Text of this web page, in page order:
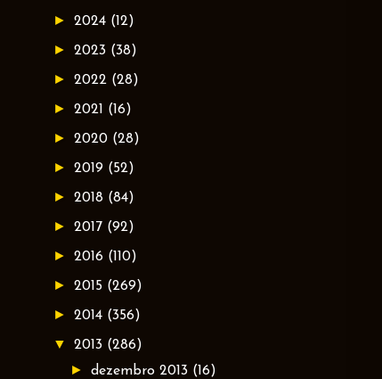
► 2024 (12)
► 2023 (38)
► 2022 (28)
► 2021 (16)
► 2020 (28)
► 2019 (52)
► 2018 (84)
► 2017 (92)
► 2016 (110)
► 2015 (269)
► 2014 (356)
▼ 2013 (286)
►dezembro 2013 (16)